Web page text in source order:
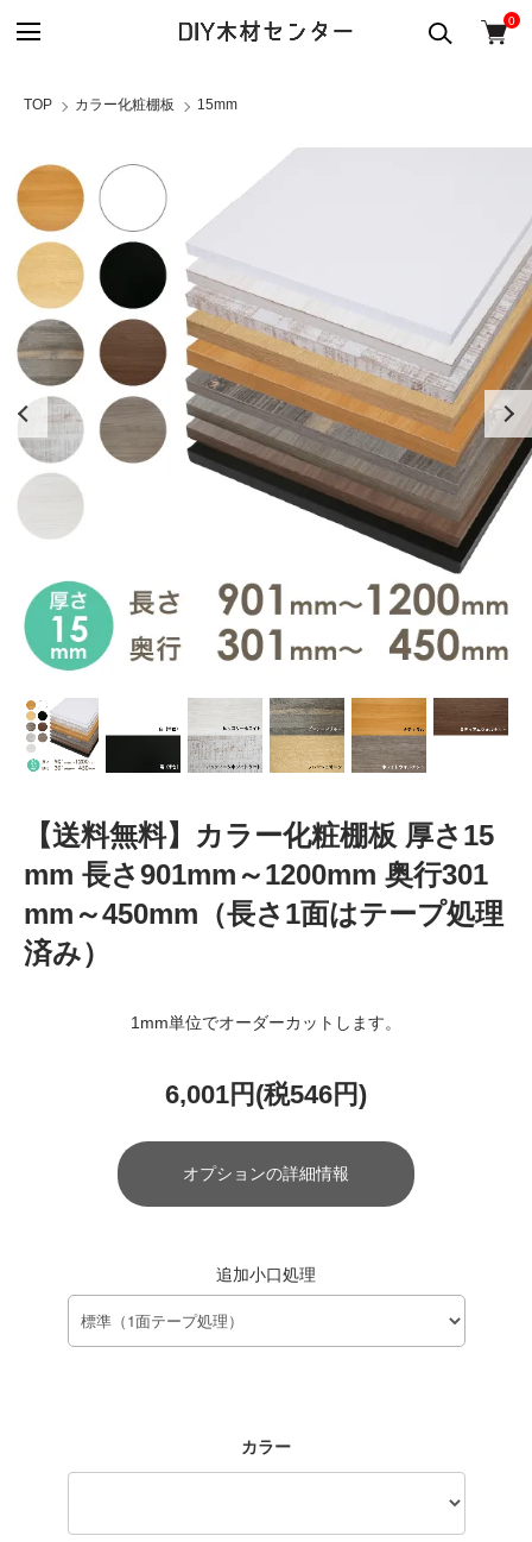
0
TOP カラー化粧棚板 15mm
【送料無料】カラー化粧棚板 厚さ15
mm 長さ901mm～1200mm 奥行301
mm～450mm（長さ1面はテープ処理
済み）
1mm単位でオーダーカットします。
6,001円(税546円)
オプションの詳細情報
追加小口処理
カラー